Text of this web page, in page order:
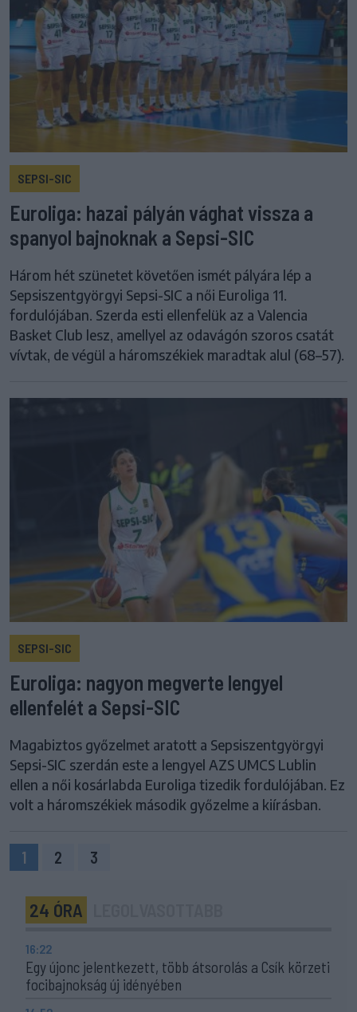
SEPSI-SIC
Euroliga: hazai pályán vághat vissza a
spanyol bajnoknak a Sepsi-SIC
Három hét szünetet követően ismét pályára lép a
Sepsiszentgyörgyi Sepsi-SIC a női Euroliga 11.
fordulójában. Szerda esti ellenfelük az a Valencia
Basket Club lesz, amellyel az odavágón szoros csatát
vívtak, de végül a háromszékiek maradtak alul (68–57).
SEPSI-SIC
Euroliga: nagyon megverte lengyel
ellenfelét a Sepsi-SIC
Magabiztos győzelmet aratott a Sepsiszentgyörgyi
Sepsi-SIC szerdán este a lengyel AZS UMCS Lublin
ellen a női kosárlabda Euroliga tizedik fordulójában. Ez
volt a háromszékiek második győzelme a kiírásban.
1 2 3
24 ÓRA
16:22
Egy újonc jelentkezett, több átsorolás a Csík körzeti
focibajnokság új idényében